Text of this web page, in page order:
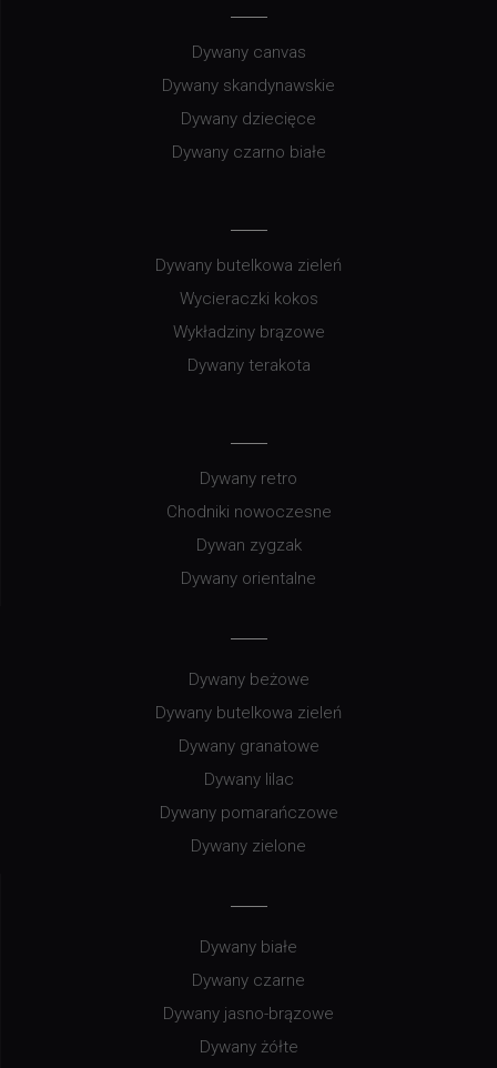
Dywany canvas
Dywany skandynawskie
Dywany dziecięce
Dywany czarno białe
Dywany butelkowa zieleń
Wycieraczki kokos
Wykładziny brązowe
Dywany terakota
Dywany retro
Chodniki nowoczesne
Dywan zygzak
Dywany orientalne
Dywany beżowe
Dywany butelkowa zieleń
Dywany granatowe
Dywany lilac
Dywany pomarańczowe
Dywany zielone
Dywany białe
Dywany czarne
Dywany jasno-brązowe
Dywany żółte